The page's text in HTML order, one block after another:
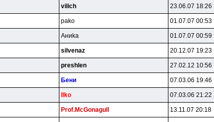
vilich 23.06.07 18:26
pako 01.07.07 00:53
Aниka 01.07.07 00:59
silvenaz 20.12.07 19:23
preshlen 27.02.12 10:56
Бeни 07.03.06 19:46
llko 07.03.06 21:22
Prof.McGonagull 13.11.07 20:18